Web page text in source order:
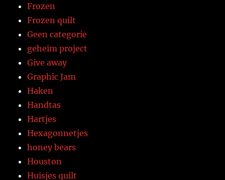
Frozen
Frozen quilt
Geen categorie
geheim project
Give away
Graphic Jam
Haken
Handtas
Hartjes
Hexagonnetjes
honey bears
Houston
Huisjes quilt